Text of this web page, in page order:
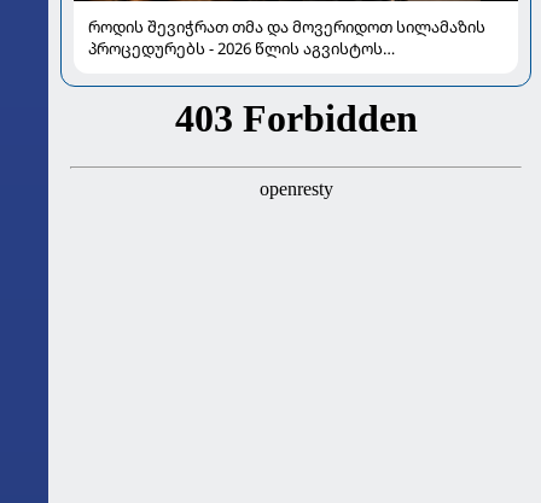
როდის შევიჭრათ თმა და მოვერიდოთ სილამაზის
პროცედურებს - 2026 წლის აგვისტოს